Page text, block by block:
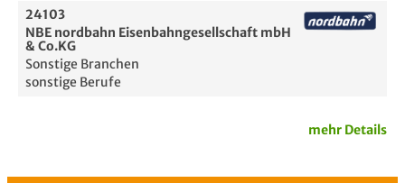
24103
NBE nordbahn Eisenbahngesellschaft mbH
& Co.KG
Sonstige Branchen
sonstige Berufe
mehr Details